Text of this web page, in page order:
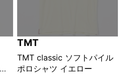
TMT
TMT classic ソフトパイル
ポロシャツ イエロー